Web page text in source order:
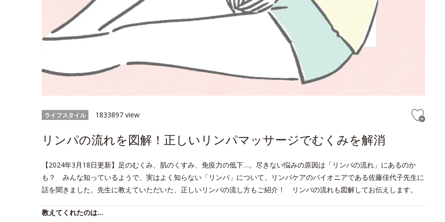
ライフスタイル 1833897 view
リンパの流れを図解！正しいリンパマッサージでむくみを解消
【2024年3月18日更新】足のむくみ、肌のくすみ、免疫力の低下…。尽きない悩みの原因は「リンパの流れ」にあるのか
も？ みんな知っているようで、実はよく知らない「リンパ」について、リンパケアのパイオニアである佐藤佳代子先生に
話を聞きました。先生に教えていただいた、正しいリンパの流し方もご紹介！ リンパの流れも図解してお伝えします。
教えてくれたのは…